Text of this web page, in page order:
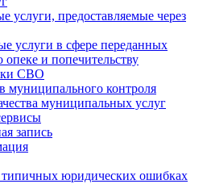
услуги, предоставляемые через
услуги в сфере переданных
и попечительству
СВО
муниципального контроля
муниципальных услуг
запись
юридических ошибках